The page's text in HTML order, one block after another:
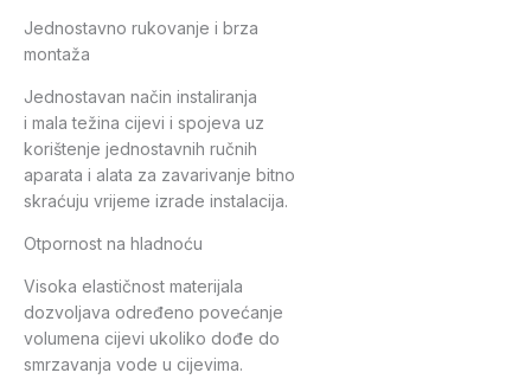
Jednostavno rukovanje i brza
montaža
Jednostavan način instaliranja
i mala težina cijevi i spojeva uz
korištenje jednostavnih ručnih
aparata i alata za zavarivanje bitno
skraćuju vrijeme izrade instalacija.
Otpornost na hladnoću
Visoka elastičnost materijala
dozvoljava određeno povećanje
volumena cijevi ukoliko dođe do
smrzavanja vode u cijevima.